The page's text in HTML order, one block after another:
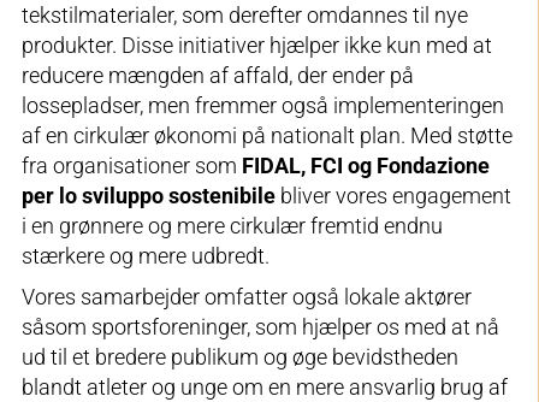
tekstilmaterialer, som derefter omdannes til nye
produkter. Disse initiativer hjælper ikke kun med at
reducere mængden af affald, der ender på
lossepladser, men fremmer også implementeringen
af en cirkulær økonomi på nationalt plan. Med støtte
fra organisationer som FIDAL, FCI og Fondazione
per lo sviluppo sostenibile bliver vores engagement
i en grønnere og mere cirkulær fremtid endnu
stærkere og mere udbredt.
Vores samarbejder omfatter også lokale aktører
såsom sportsforeninger, som hjælper os med at nå
ud til et bredere publikum og øge bevidstheden
blandt atleter og unge om en mere ansvarlig brug af